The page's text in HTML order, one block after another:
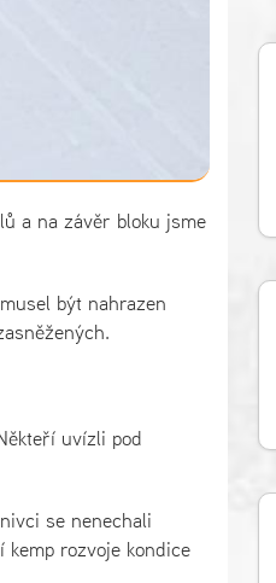
a na závěr bloku jsme
být nahrazen
uvízli pod
se nenechali
rozvoje kondice